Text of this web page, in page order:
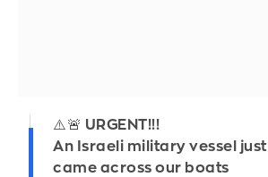
⚠️🚨 URGENT!!!
An Israeli military vessel just
came across our boats